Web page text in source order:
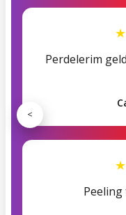
Perdelerim
<